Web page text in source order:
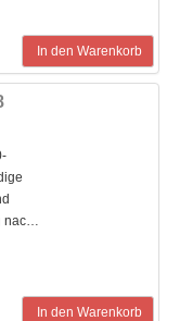
In den Warenkorb
nac…
In den Warenkorb